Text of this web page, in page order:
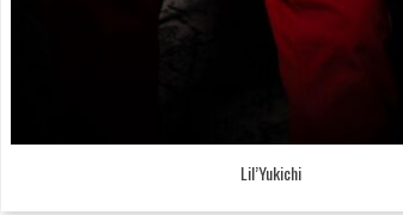
Lil’Yukichi